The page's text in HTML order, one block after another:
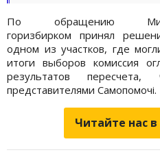
По обращению
горизбирком принял
одном из участков, где
итоги выборов комиссия
результатов
представителями Самопомочі.
Читайте нас